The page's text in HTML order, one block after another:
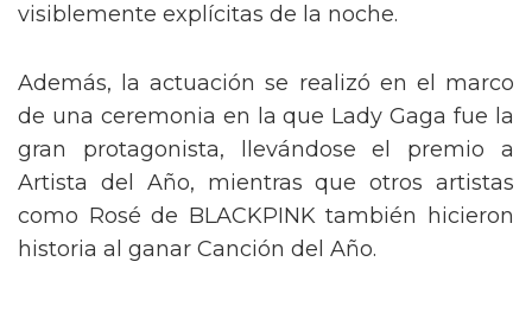
visiblemente explícitas de la noche.
Además, la actuación se realizó en el marco
de una ceremonia en la que Lady Gaga fue la
gran protagonista, llevándose el premio a
Artista del Año, mientras que otros artistas
como Rosé de BLACKPINK también hicieron
historia al ganar Canción del Año.